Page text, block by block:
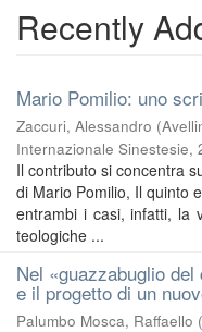
Recently
Mario Pomilio: uno
Zaccuri, Alessandro (
Internazionale Sinestesie,
Il contributo si concentra
di Mario Pomilio, Il quinto
entrambi i casi, infatti, la
teologiche ...
Nel «guazzabuglio
e il progetto di un
Palumbo Mosca, Raffaello (